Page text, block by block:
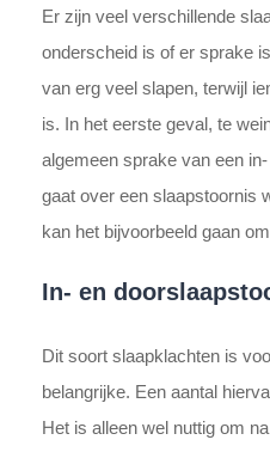
Er zijn veel verschillende
onderscheid is of er sprake
van erg veel slapen, terwijl
is. In het eerste geval, te
algemeen sprake van een
gaat over een slaapstoornis
kan het bijvoorbeeld gaan
In- en
Dit soort slaapklachten is
belangrijke. Een aantal
Het is alleen wel nuttig om